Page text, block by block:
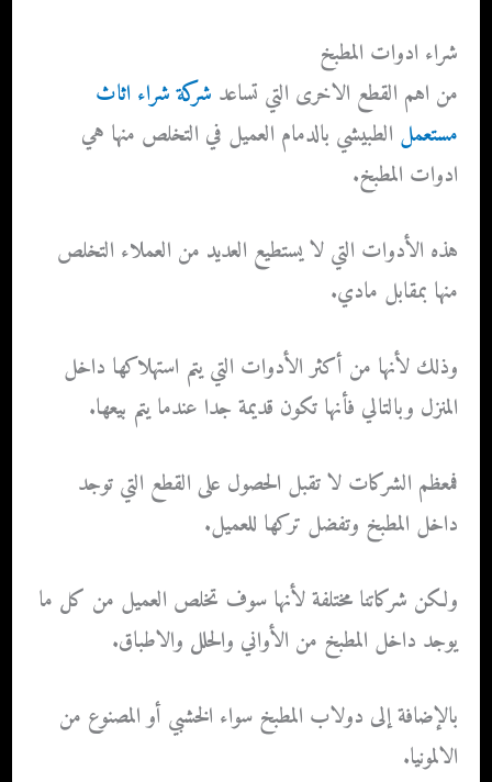
شراء ادوات المطبخ
من اهم القطع الاخرى التي تساعد شركة شراء اثاث
مستعمل الطبيشي بالدمام العميل في التخلص منها هي
ادوات المطبخ.
هذه الأدوات التي لا يستطيع العديد من العملاء التخلص
منها بمقابل مادي.
وذلك لأنها من أكثر الأدوات التي يتم استهلاكها داخل
المنزل وبالتالي فأنها تكون قديمة جدا عندما يتم بيعها.
فمعظم الشركات لا تقبل الحصول على القطع التي توجد
داخل المطبخ وتفضل تركها للعميل.
ولكن شركاتنا مختلفة لأنها سوف تخلص العميل من كل ما
يوجد داخل المطبخ من الأواني والحلل والاطباق.
بالإضافة إلى دولاب المطبخ سواء الخشبي أو المصنوع من
الالمونيا.